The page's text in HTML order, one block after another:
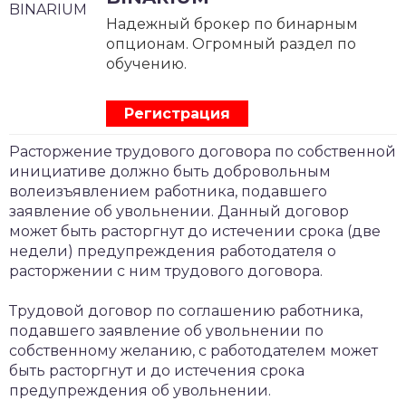
Надежный брокер по бинарным
опционам. Огромный раздел по
обучению.
Регистрация
Расторжение трудового договора по собственной
инициативе должно быть добровольным
волеизъявлением работника, подавшего
заявление об увольнении. Данный договор
может быть расторгнут до истечении срока (две
недели) предупреждения работодателя о
расторжении с ним трудового договора.
Трудовой договор по соглашению работника,
подавшего заявление об увольнении по
собственному желанию, с работодателем может
быть расторгнут и до истечения срока
предупреждения об увольнении.